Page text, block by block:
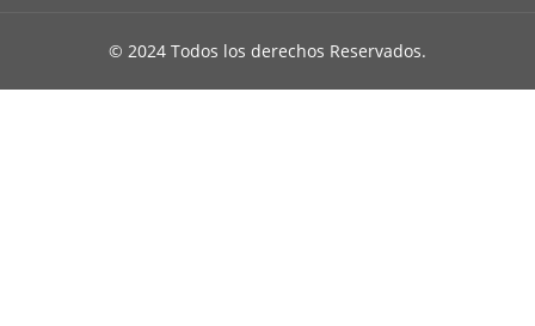
© 2024 Todos los derechos Reservados.